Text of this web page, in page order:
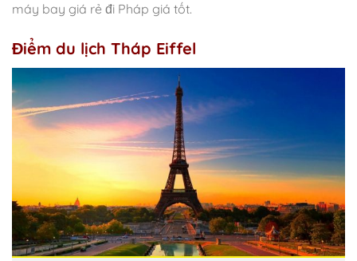
máy bay giá rẻ đi Pháp giá tốt.
Điểm du lịch Tháp Eiffel